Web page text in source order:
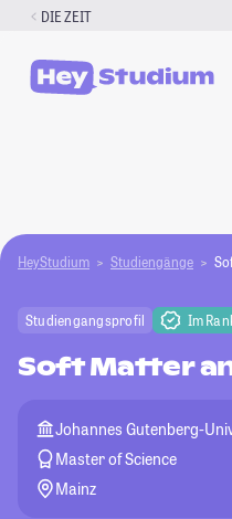
Zum
springen
DIE ZEIT
HeyStudium Studiengänge
Studiengangsprofil Im
Soft Matter
Johannes Gutenberg-
Master of Science
Mainz